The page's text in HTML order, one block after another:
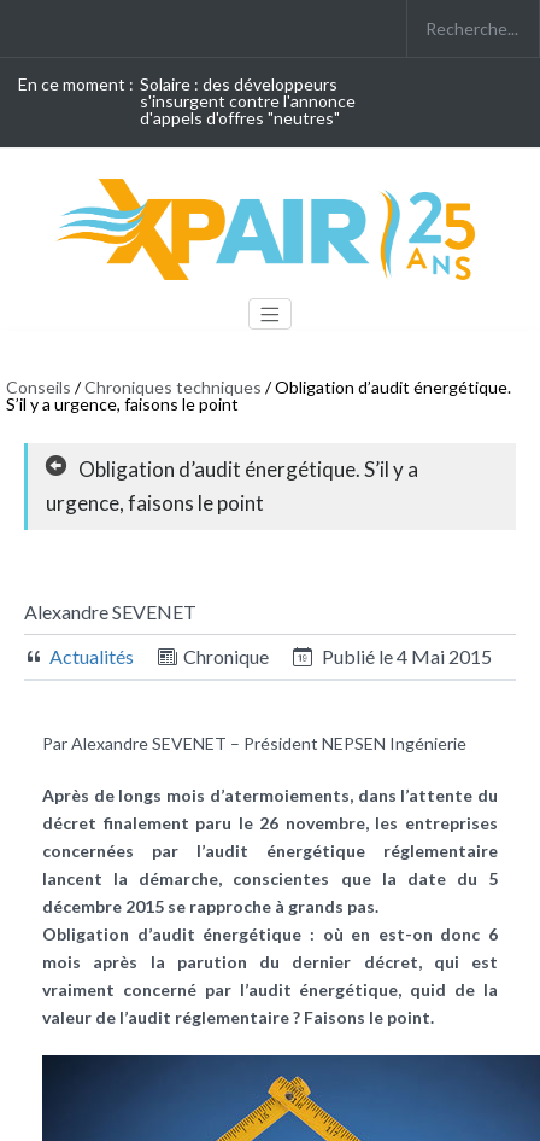
En ce moment : Solaire : des développeurs
s'insurgent contre l'annonce
d'appels d'offres "neutres"
Conseils /Chroniques techniques / Obligation d’audit énergétique.
S’il y a urgence, faisons le point
Obligation d’audit énergétique. S’il y a
urgence, faisons le point
Alexandre SEVENET
Actualités
Chronique Publié le4 Mai 2015
Par Alexandre SEVENET – Président NEPSEN Ingénierie
Après de longs mois d’atermoiements, dans l’attente du
décret finalement paru le 26 novembre, les entreprises
concernées par l’audit énergétique réglementaire
lancent la démarche, conscientes que la date du 5
décembre 2015 se rapproche à grands pas.
Obligation d’audit énergétique : où en est-on donc 6
mois après la parution du dernier décret, qui est
vraiment concerné par l’audit énergétique, quid de la
valeur de l’audit réglementaire ? Faisons le point.